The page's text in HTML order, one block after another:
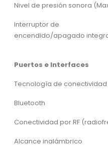
Nivel de presión sonora
Interruptor de
encendido/apagado
Puertos e Interfaces
Tecnología de conectividad
Bluetooth
Conectividad por RF
Alcance inalámbrico